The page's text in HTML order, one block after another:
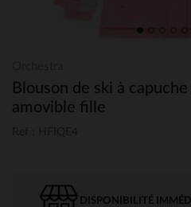
Blouson de ski à
amovible fille
DISPONIBILITÉ